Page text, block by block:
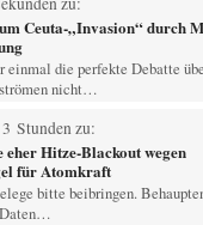
Ceuta-„Invasion“ durch
einmal die perfekte Debatte
nicht…
Stunden zu:
eher Hitze-Blackout wegen
für Atomkraft
bitte beibringen.